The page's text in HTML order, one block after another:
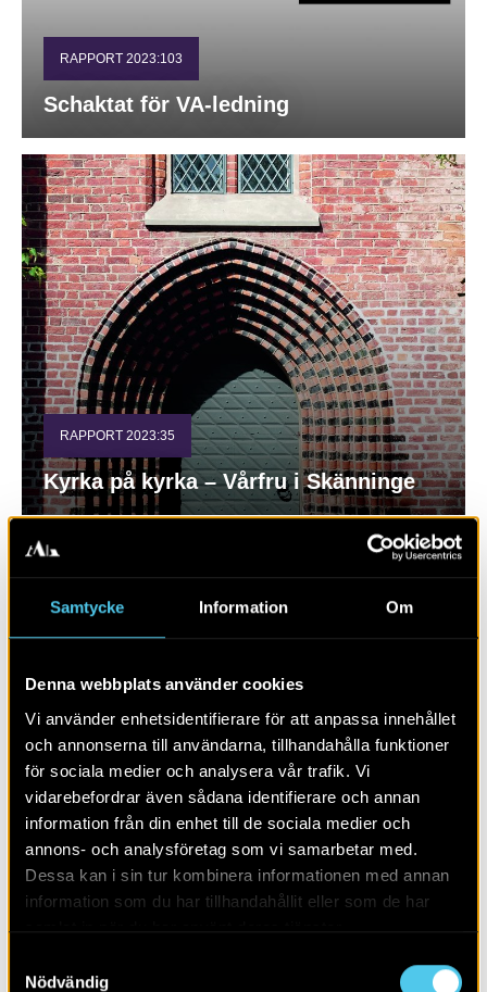
Samtycke Information Om
Denna webbplats använder cookies
Vi använder enhetsidentifierare för att anpassa innehållet
och annonserna till användarna, tillhandahålla funktioner
för sociala medier och analysera vår trafik. Vi
vidarebefordrar även sådana identifierare och annan
information från din enhet till de sociala medier och
annons- och analysföretag som vi samarbetar med.
Dessa kan i sin tur kombinera informationen med annan
information som du har tillhandahållit eller som de har
Nödvändig
RAPPORT 2023:103
Schaktat för VA-ledning
RAPPORT 2023:35
Kyrka på kyrka – Vårfru i Skänninge
RAPPORT 2023:130
Sju hus från yngre stenålder